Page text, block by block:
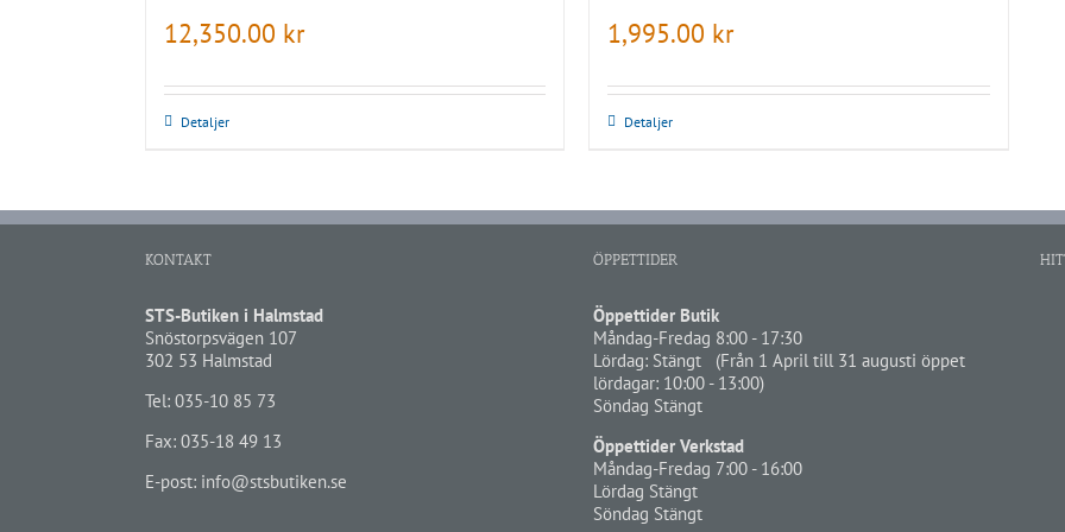
12,350.00 kr
Detaljer
1,995.00 kr
Detaljer
KONTAKT
STS-Butiken i Halmstad
Snöstorpsvägen 107
302 53 Halmstad
Tel: 035-10 85 73
Fax: 035-18 49 13
E-post: info@stsbutiken.se
ÖPPETTIDER
Öppettider Butik
Måndag-Fredag 8:00 - 17:30
Lördag: Stängt (Från 1 April till 31 augusti öppet
lördagar: 10:00 - 13:00)
Söndag Stängt
Öppettider Verkstad
Måndag-Fredag 7:00 - 16:00
Lördag Stängt
Söndag Stängt